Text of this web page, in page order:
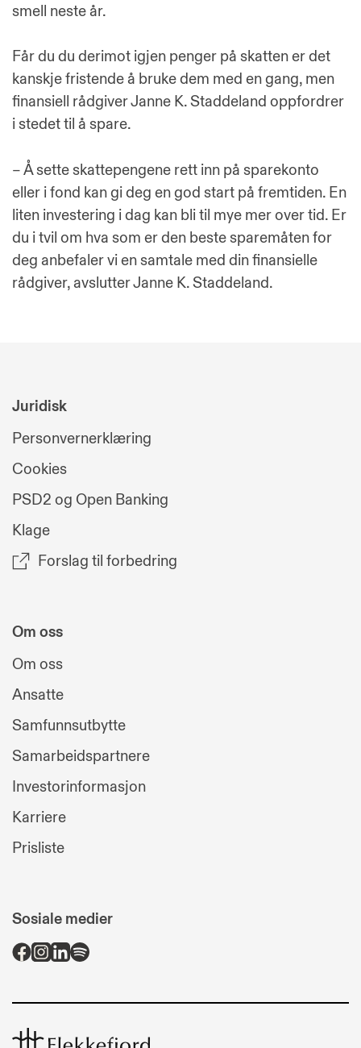
smell neste år.
Får du du derimot igjen penger på skatten er det
kanskje fristende å bruke dem med en gang, men
finansiell rådgiver Janne K. Staddeland oppfordrer
i stedet til å spare.
– Å sette skattepengene rett inn på sparekonto
eller i fond kan gi deg en god start på fremtiden. En
liten investering i dag kan bli til mye mer over tid. Er
du i tvil om hva som er den beste sparemåten for
deg anbefaler vi en samtale med din finansielle
rådgiver, avslutter Janne K. Staddeland.
Juridisk
Personvernerklæring
Cookies
PSD2 og Open Banking
Klage
Forslag til forbedring
Om oss
Om oss
Ansatte
Samfunnsutbytte
Samarbeidspartnere
Investorinformasjon
Karriere
Prisliste
Sosiale medier
Flekkefjord